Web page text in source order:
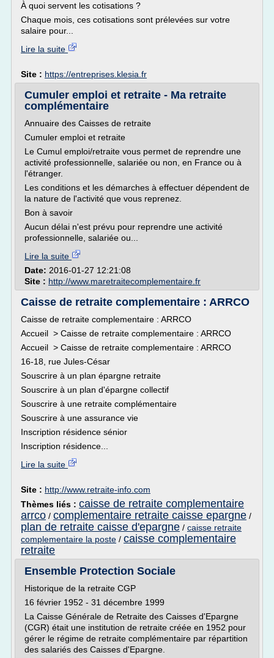
À quoi servent les cotisations ?
Chaque mois, ces cotisations sont prélevées sur votre
salaire pour...
Lire la suite
Site : https://entreprises.klesia.fr
Cumuler emploi et retraite - Ma retraite
complémentaire
Annuaire des Caisses de retraite
Cumuler emploi et retraite
Le Cumul emploi/retraite vous permet de reprendre une
activité professionnelle, salariée ou non, en France ou à
l'étranger.
Les conditions et les démarches à effectuer dépendent de
la nature de l'activité que vous reprenez.
Bon à savoir
Aucun délai n'est prévu pour reprendre une activité
professionnelle, salariée ou...
Lire la suite
Date: 2016-01-27 12:21:08
Site : http://www.maretraitecomplementaire.fr
Caisse de retraite complementaire : ARRCO
Caisse de retraite complementaire : ARRCO
Accueil > Caisse de retraite complementaire : ARRCO
Accueil > Caisse de retraite complementaire : ARRCO
16-18, rue Jules-César
Souscrire à un plan épargne retraite
Souscrire à un plan d'épargne collectif
Souscrire à une retraite complémentaire
Souscrire à une assurance vie
Inscription résidence sénior
Inscription résidence...
Lire la suite
Site : http://www.retraite-info.com
Thèmes liés : caisse de retraite complementaire
arrco / complementaire retraite caisse epargne /
plan de retraite caisse d'epargne / caisse retraite
complementaire la poste / caisse complementaire
retraite
Ensemble Protection Sociale
Historique de la retraite CGP
16 février 1952 - 31 décembre 1999
La Caisse Générale de Retraite des Caisses d'Epargne
(CGR) était une institution de retraite créée en 1952 pour
gérer le régime de retraite complémentaire par répartition
des salariés des Caisses d'Epargne.